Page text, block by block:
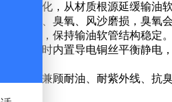
壁老化，从材质根源延缓输油软
雨水、臭氧、风沙磨损，臭氧
损耗，保持输油软管结构稳定。
。同时内置导电铜丝平衡静电
效，兼顾耐油、耐紫外线、抗